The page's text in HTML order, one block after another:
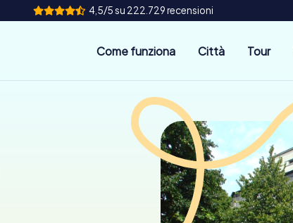
4,5/5 su 222.729 recensioni
Come funziona Città Tour